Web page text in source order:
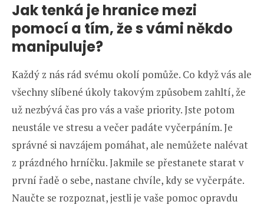
Jak tenká je hranice mezi
pomocí a tím, že s vámi někdo
manipuluje?
Každý z nás rád svému okolí pomůže. Co když vás ale
všechny slíbené úkoly takovým způsobem zahltí, že
už nezbývá čas pro vás a vaše priority. Jste potom
neustále ve stresu a večer padáte vyčerpáním. Je
správné si navzájem pomáhat, ale nemůžete nalévat
z prázdného hrníčku. Jakmile se přestanete starat v
první řadě o sebe, nastane chvíle, kdy se vyčerpáte.
Naučte se rozpoznat, jestli je vaše pomoc opravdu